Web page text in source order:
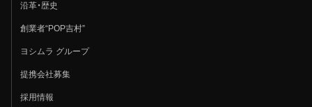
沿革・歴史
創業者“POP吉村”
ヨシムラ グループ
提携会社募集
採用情報